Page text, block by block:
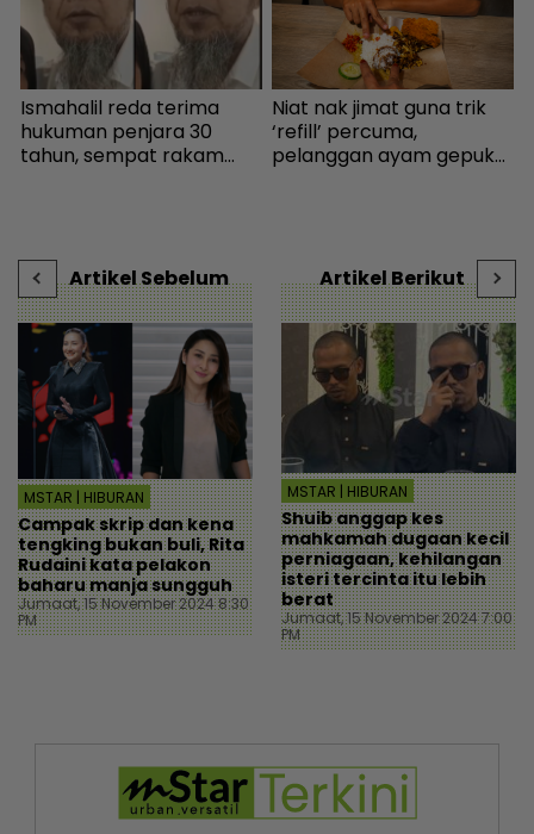
Ismahalil reda terima
hukuman penjara 30
tahun, sempat rakam
Niat nak jimat guna trik
‘refill’ percuma,
pelanggan ayam gepuk
Artikel Sebelum
MSTAR | HIBURAN
Campak skrip dan kena
tengking bukan buli, Rita
Rudaini kata pelakon
baharu manja sungguh
Jumaat, 15 November 2024 8:30
PM
Artikel Berikut
MSTAR | HIBURAN
Shuib anggap kes
mahkamah dugaan kecil
perniagaan, kehilangan
isteri tercinta itu lebih
berat
Jumaat, 15 November 2024 7:00
PM